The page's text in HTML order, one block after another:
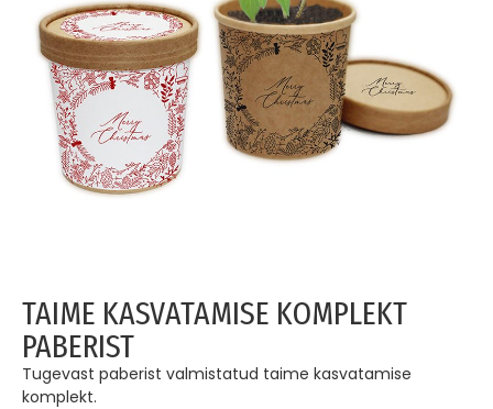
TAIME KASVATAMISE KOMPLEKT
PABERIST
Tugevast paberist valmistatud taime kasvatamise
komplekt.